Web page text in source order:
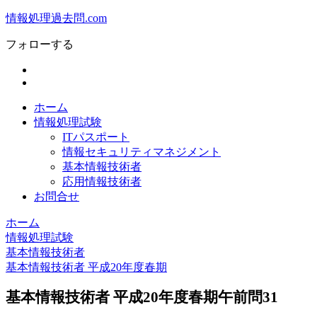
情報処理過去問.com
フォローする
ホーム
情報処理試験
ITパスポート
情報セキュリティマネジメント
基本情報技術者
応用情報技術者
お問合せ
ホーム
情報処理試験
基本情報技術者
基本情報技術者 平成20年度春期
基本情報技術者 平成20年度春期午前問31